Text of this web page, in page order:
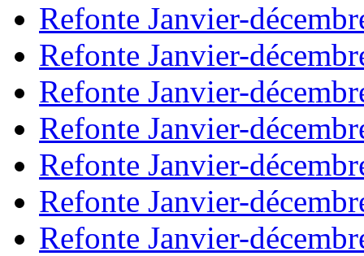
Refonte Janvier-
Refonte Janvier-
Refonte Janvier-
Refonte Janvier-
Refonte Janvier-
Refonte Janvier-
Refonte Janvier-